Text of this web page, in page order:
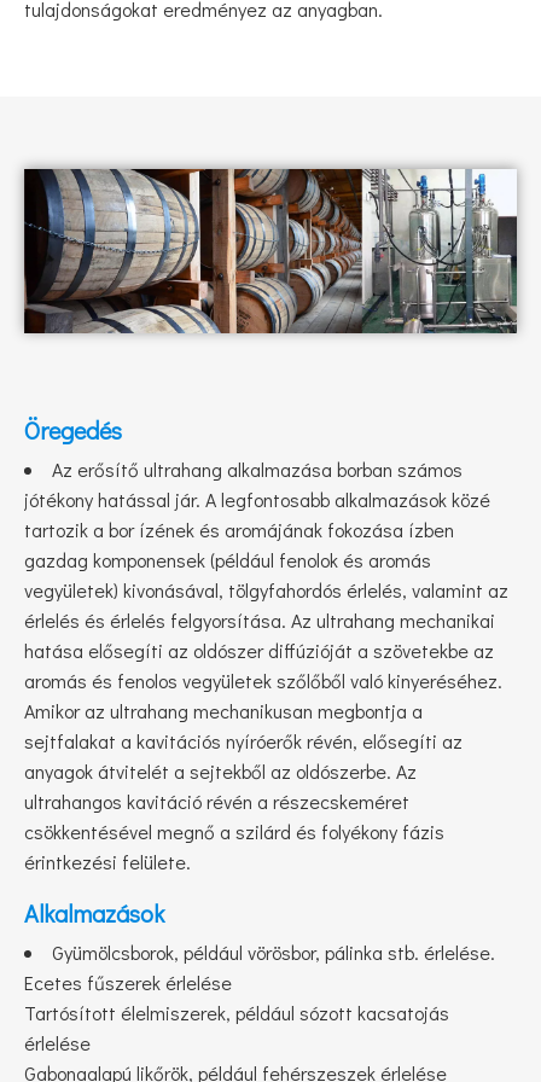
tulajdonságokat eredményez az anyagban.
Öregedés
Az erősítő ultrahang alkalmazása borban számos
jótékony hatással jár. A legfontosabb alkalmazások közé
tartozik a bor ízének és aromájának fokozása ízben
gazdag komponensek (például fenolok és aromás
vegyületek) kivonásával, tölgyfahordós érlelés, valamint az
érlelés és érlelés felgyorsítása. Az ultrahang mechanikai
hatása elősegíti az oldószer diffúzióját a szövetekbe az
aromás és fenolos vegyületek szőlőből való kinyeréséhez.
Amikor az ultrahang mechanikusan megbontja a
sejtfalakat a kavitációs nyíróerők révén, elősegíti az
anyagok átvitelét a sejtekből az oldószerbe. Az
ultrahangos kavitáció révén a részecskeméret
csökkentésével megnő a szilárd és folyékony fázis
érintkezési felülete.
Alkalmazások
Gyümölcsborok, például vörösbor, pálinka stb. érlelése.
Ecetes fűszerek érlelése
Tartósított élelmiszerek, például sózott kacsatojás
érlelése
Gabonaalapú likőrök, például fehérszeszek érlelése